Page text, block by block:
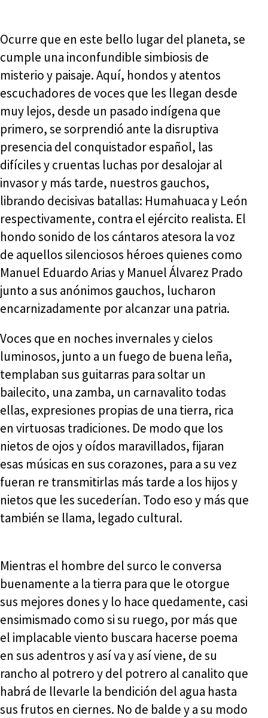
Ocurre que en este bello lugar del planeta, se
cumple una inconfundible simbiosis de
misterio y paisaje. Aquí, hondos y atentos
escuchadores de voces que les llegan desde
muy lejos, desde un pasado indígena que
primero, se sorprendió ante la disruptiva
presencia del conquistador español, las
difíciles y cruentas luchas por desalojar al
invasor y más tarde, nuestros gauchos,
librando decisivas batallas: Humahuaca y León
respectivamente, contra el ejército realista. El
hondo sonido de los cántaros atesora la voz
de aquellos silenciosos héroes quienes como
Manuel Eduardo Arias y Manuel Álvarez Prado
junto a sus anónimos gauchos, lucharon
encarnizadamente por alcanzar una patria.
Voces que en noches invernales y cielos
luminosos, junto a un fuego de buena leña,
templaban sus guitarras para soltar un
bailecito, una zamba, un carnavalito todas
ellas, expresiones propias de una tierra, rica
en virtuosas tradiciones. De modo que los
nietos de ojos y oídos maravillados, fijaran
esas músicas en sus corazones, para a su vez
fueran re transmitirlas más tarde a los hijos y
nietos que les sucederían. Todo eso y más que
también se llama, legado cultural.
Mientras el hombre del surco le conversa
buenamente a la tierra para que le otorgue
sus mejores dones y lo hace quedamente, casi
ensimismado como si su ruego, por más que
el implacable viento buscara hacerse poema
en sus adentros y así va y así viene, de su
rancho al potrero y del potrero al canalito que
habrá de llevarle la bendición del agua hasta
sus frutos en ciernes. No de balde y a su modo